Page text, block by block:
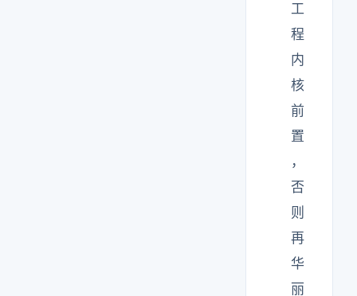
工
程
内
核
前
置
，
否
则
再
华
丽